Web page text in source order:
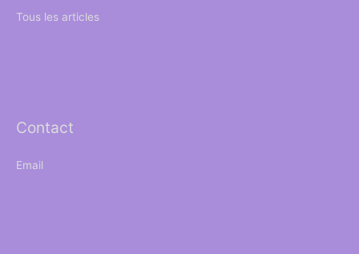
Tous les articles
Contact
Email